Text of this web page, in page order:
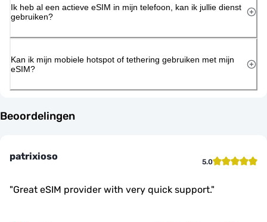
Ik heb al een actieve eSIM in mijn telefoon, kan ik jullie dienst
gebruiken?
Kan ik mijn mobiele hotspot of tethering gebruiken met mijn
eSIM?
Beoordelingen
patrixioso 5.0
"Great eSIM provider with very quick support."